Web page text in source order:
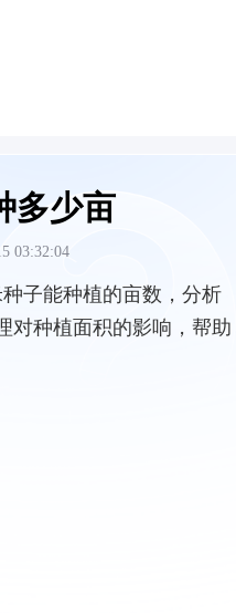
多少亩
03:32:04
子能种植的亩数，分析
对种植面积的影响，帮助